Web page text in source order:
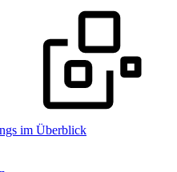
im Überblick